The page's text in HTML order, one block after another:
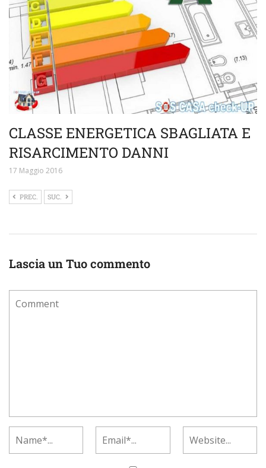
CLASSE ENERGETICA SBAGLIATA E
RISARCIMENTO DANNI
17 Maggio 2016
PREC. SUC.
Lascia un Tuo commento